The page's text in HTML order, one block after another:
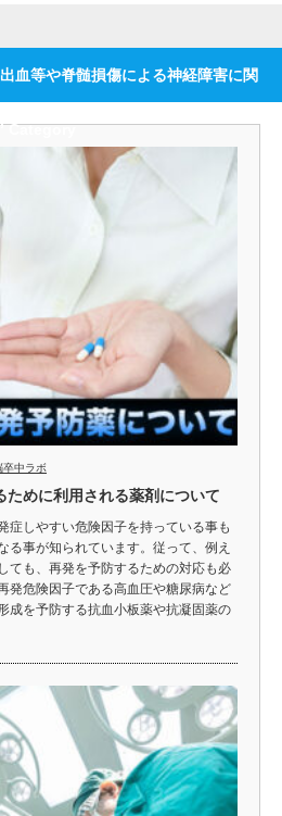
血等や脊髄損傷による神経障害に関
Category
卒中ラボ
ために利用される薬剤について
症しやすい危険因子を持っている事も
る事が知られています。従って、例え
ても、再発を予防するための対応も必
発危険因子である高血圧や糖尿病など
成を予防する抗血小板薬や抗凝固薬の